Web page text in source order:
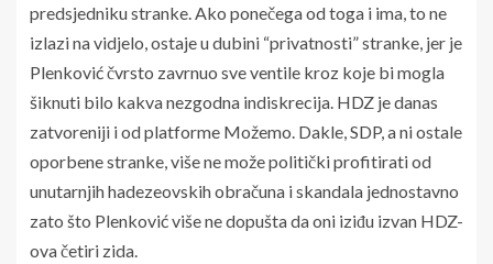
predsjedniku stranke. Ako ponečega od toga i ima, to ne
izlazi na vidjelo, ostaje u dubini “privatnosti” stranke, jer je
Plenković čvrsto zavrnuo sve ventile kroz koje bi mogla
šiknuti bilo kakva nezgodna indiskrecija. HDZ je danas
zatvoreniji i od platforme Možemo. Dakle, SDP, a ni ostale
oporbene stranke, više ne može politički profitirati od
unutarnjih hadezeovskih obračuna i skandala jednostavno
zato što Plenković više ne dopušta da oni iziđu izvan HDZ-
ova četiri zida.